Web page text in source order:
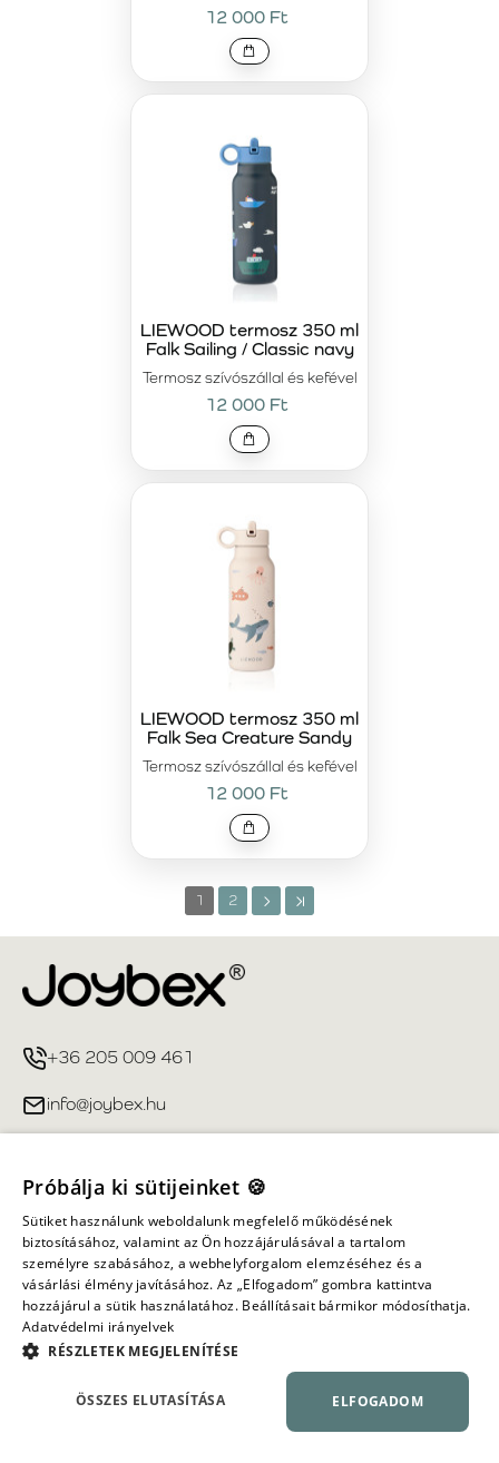
12 000 Ft
Termosz szívószállal és kefével
LIEWOOD termosz 350 ml
Falk Sailing / Classic navy
12 000 Ft
Termosz szívószállal és kefével
LIEWOOD termosz 350 ml
Falk Sea Creature Sandy
12 000 Ft
1 2
+36 205 009 461
info@joybex.hu
Fiókom
Információ
Minden jog fenntartva ©
Próbálja ki sütijeinket 🍪
Sütiket használunk weboldalunk megfelelő működésének
biztosításához, valamint az Ön hozzájárulásával a tartalom
személyre szabásához, a webhelyforgalom elemzéséhez és a
vásárlási élmény javításához. Az „Elfogadom” gombra kattintva
hozzájárul a sütik használatához. Beállításait bármikor módosíthatja.
Adatvédelmi irányelvek
RÉSZLETEK MEGJELENÍTÉSE
ELFOGADOM
ÖSSZES ELUTASÍTÁSA